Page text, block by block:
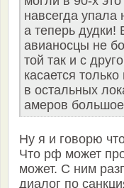
навсегда упала
а теперь дудки!
авианосцы не
той так и с
касается
в остальных
амеров
Ну я и говорю
Что рф может
может. С ним
диалог по